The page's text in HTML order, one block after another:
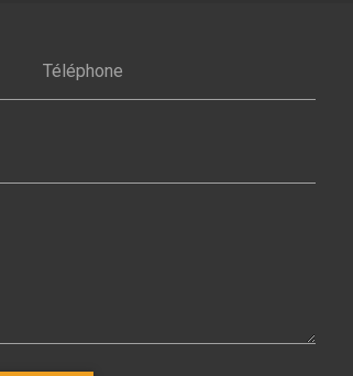
Téléphone